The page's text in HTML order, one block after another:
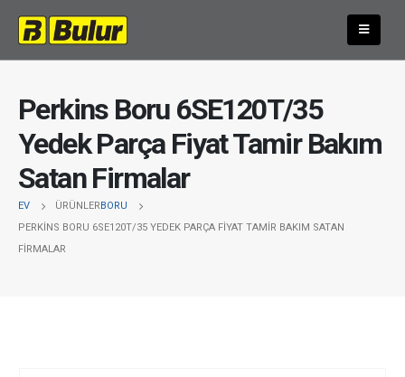
Perkins Boru 6SE120T/35
Yedek Parça Fiyat Tamir Bakım
Satan Firmalar
EV ÜRÜNLERBORU
PERKINS BORU 6SE120T/35 YEDEK PARÇA FIYAT TAMIR BAKIM SATAN
FIRMALAR